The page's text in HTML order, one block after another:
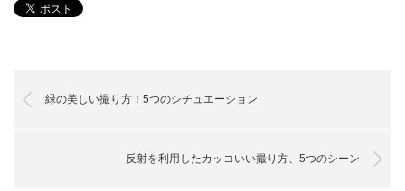
緑の美しい撮り方！5つのシチュエーション
反射を利用したカッコいい撮り方、5つのシーン